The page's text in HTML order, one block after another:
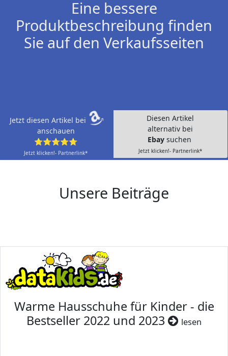
Eine bessere
Produktbeschreibung finden
Sie auf den Verkaufsseiten
Jetzt diesen Artikel bei
anschauen
⭐⭐⭐⭐⭐
Jetzt klicken!- Partnerlink*
Diesen Artikel
alternativ bei
Ebay suchen
Jetzt klicken!- Partnerlink*
Unsere Beiträge
Warme Hausschuhe für Kinder - die
Bestseller 2022 und 2023
lesen